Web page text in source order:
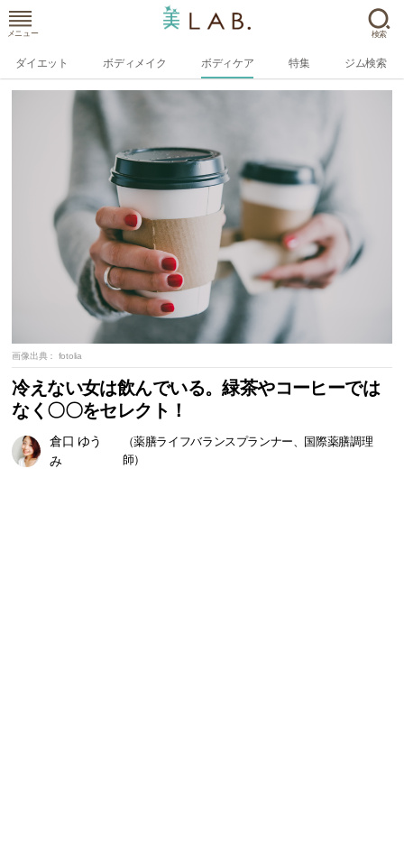
メニュー 検索
ダイエット ボディメイク ボディケア 特集 ジム検索
画像出典： fotolia
冷えない女は飲んでいる。緑茶やコーヒーでは
なく〇〇をセレクト！
倉口 ゆう
み
（薬膳ライフバランスプランナー、国際薬膳調理
師）